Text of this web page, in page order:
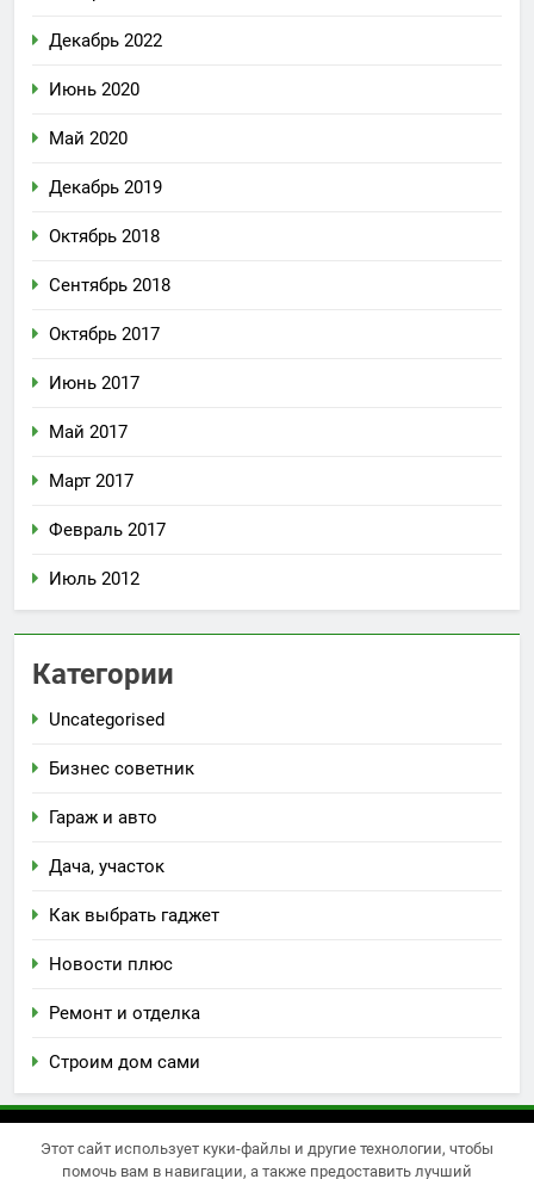
Декабрь 2022
Июнь 2020
Май 2020
Декабрь 2019
Октябрь 2018
Сентябрь 2018
Октябрь 2017
Июнь 2017
Май 2017
Март 2017
Февраль 2017
Июль 2012
Категории
Uncategorised
Бизнес советник
Гараж и авто
Дача, участок
Как выбрать гаджет
Новости плюс
Ремонт и отделка
Строим дом сами
Newsmatic - новостная тема для WordPress 2026.
Этот сайт использует куки-файлы и другие технологии, чтобы
помочь вам в навигации, а также предоставить лучший